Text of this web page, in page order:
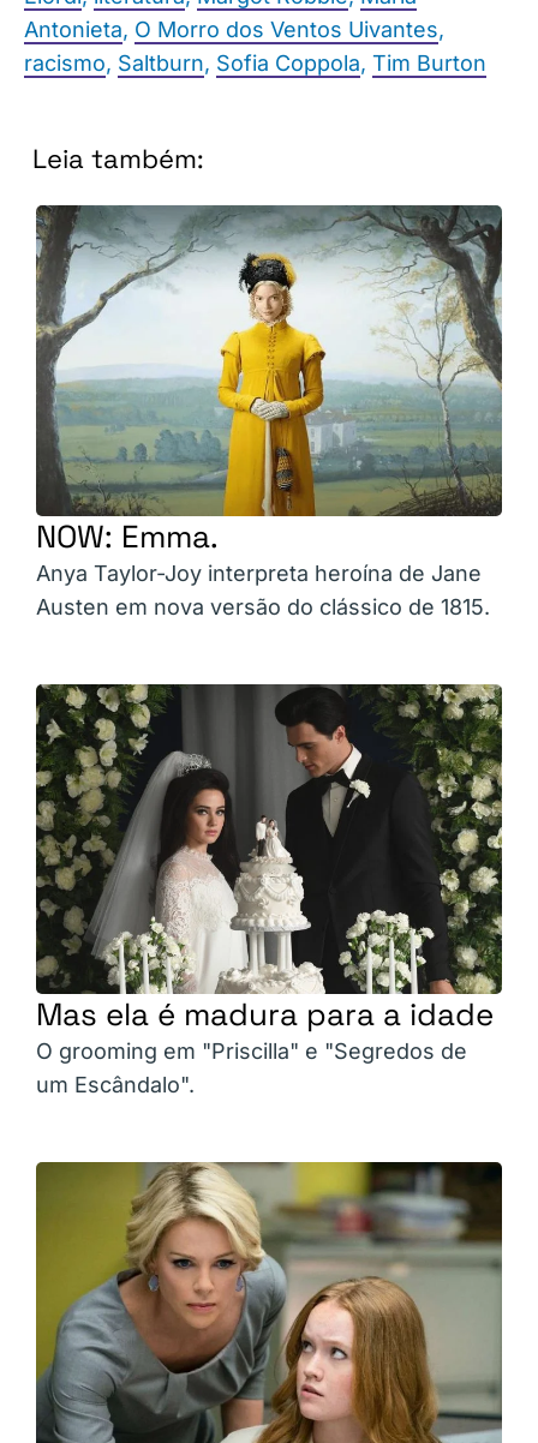
Antonieta, O Morro dos Ventos Uivantes,
racismo, Saltburn, Sofia Coppola, Tim Burton
Leia também:
NOW: Emma.
Anya Taylor-Joy interpreta heroína de Jane
Austen em nova versão do clássico de 1815.
Mas ela é madura para a idade
O grooming em "Priscilla" e "Segredos de
um Escândalo".